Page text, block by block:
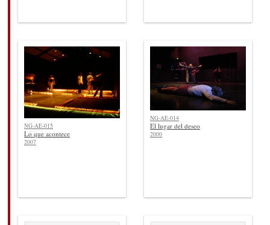
NG-AE-015
Lo que acontece
2007
NG-AE-014
El lugar del deseo
2000